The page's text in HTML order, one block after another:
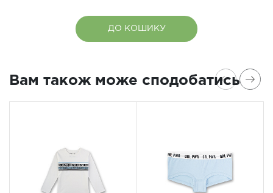
ДО КОШИКУ
Вам також може сподобатись